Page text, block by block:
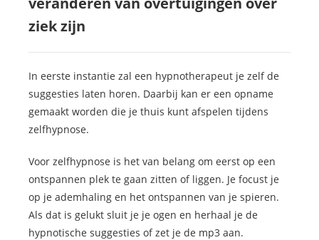
ziek zijn
In eerste instantie zal een hypnotherapeut je zelf de
suggesties laten horen. Daarbij kan er een opname
gemaakt worden die je thuis kunt afspelen tijdens
zelfhypnose.
Voor zelfhypnose is het van belang om eerst op een
ontspannen plek te gaan zitten of liggen. Je focust je
op je ademhaling en het ontspannen van je spieren.
Als dat is gelukt sluit je je ogen en herhaal je de
hypnotische suggesties of zet je de mp3 aan.